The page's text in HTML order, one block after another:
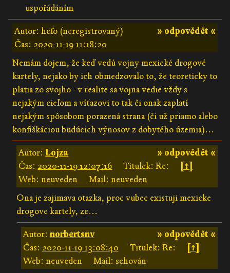
uspořádáním
» odpovědět «
Autor: hefo (neregistrovaný)
Čas: 2020-11-19 11:18:20
Nemám dojem, že keď vedú vojny mexické drogové
kartely, nejako by ich obmedzovalo to, že teoreticky to
platia zo svojho - v realite sa vojna vedie vždy s
nejakým cieľom a víťazovi to tak či onak zaplatí
nejakým spôsobom porazená strana (či už priamo alebo
konfiškáciou budúcich výnosov z dobytého územia)...
» odpovědět «
Autor:Lojza
Čas: 2020-11-19 12:07:16 Titulek: Re:
[↑]
Web: neuveden
Mail: neuveden
Ona je zajimava otazka, proc vubec existuji mexicke
drogove kartely, ze...
» odpovědět «
Autor:norbertsnv
Čas: 2020-11-19 13:08:40 Titulek: Re:
[↑]
Web: neuveden
Mail: schován